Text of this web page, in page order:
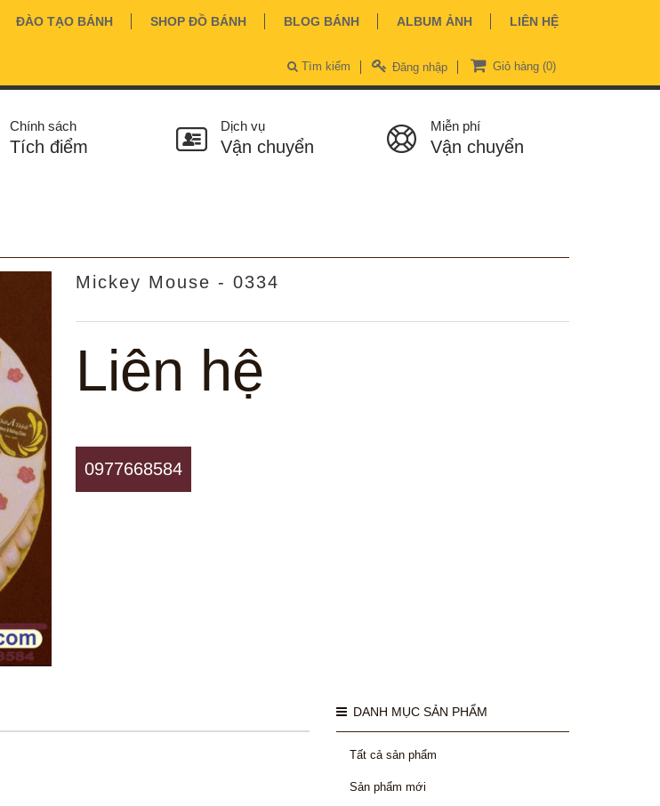
ĐÀO TẠO BÁNH SHOP ĐỒ BÁNH BLOG BÁNH ALBUM ẢNH LIÊN HỆ
Giỏ hàng (0)
Đăng nhập
Tìm kiếm
Chính sách
Tích điểm
Dịch vụ
Vận chuyển
Miễn phí
Vận chuyển
Mickey Mouse - 0334
Liên hệ
0977668584
DANH MỤC SẢN PHẨM
Tất cả sản phẩm
Sản phẩm mới